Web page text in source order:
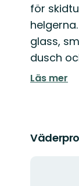
för
glass,
dusch
Läs mer